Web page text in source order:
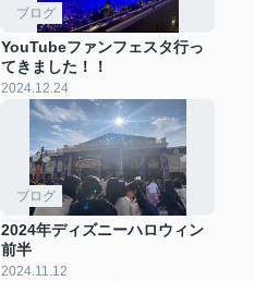
ブログ
YouTubeファンフェスタ行っ
てきました！！
2024.12.24
ブログ
2024年ディズニーハロウィン
前半
2024.11.12